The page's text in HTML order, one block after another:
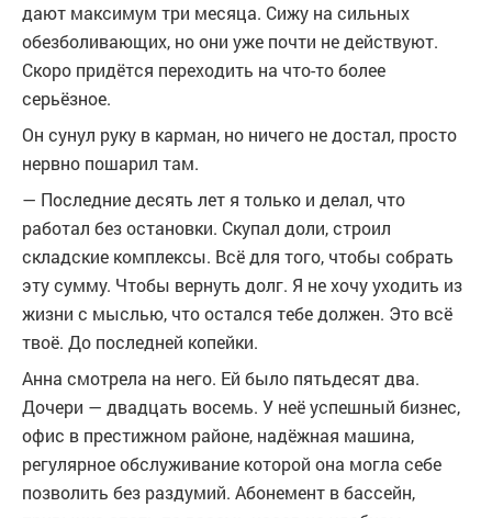
дают максимум три месяца. Сижу на сильных
обезболивающих, но они уже почти не действуют.
Скоро придётся переходить на что-то более
серьёзное.
Он сунул руку в карман, но ничего не достал, просто
нервно пошарил там.
— Последние десять лет я только и делал, что
работал без остановки. Скупал доли, строил
складские комплексы. Всё для того, чтобы собрать
эту сумму. Чтобы вернуть долг. Я не хочу уходить из
жизни с мыслью, что остался тебе должен. Это всё
твоё. До последней копейки.
Анна смотрела на него. Ей было пятьдесят два.
Дочери — двадцать восемь. У неё успешный бизнес,
офис в престижном районе, надёжная машина,
регулярное обслуживание которой она могла себе
позволить без раздумий. Абонемент в бассейн,